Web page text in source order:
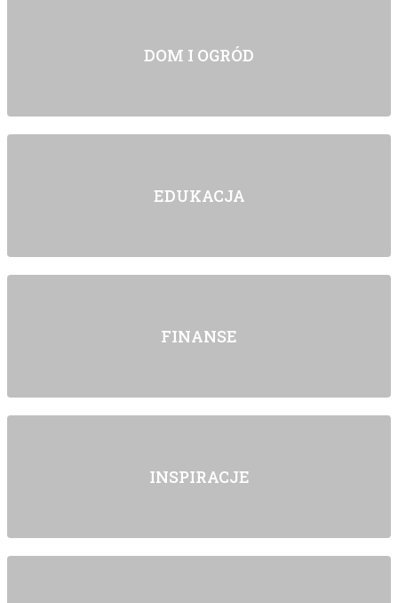
DOM I OGRÓD
EDUKACJA
FINANSE
INSPIRACJE